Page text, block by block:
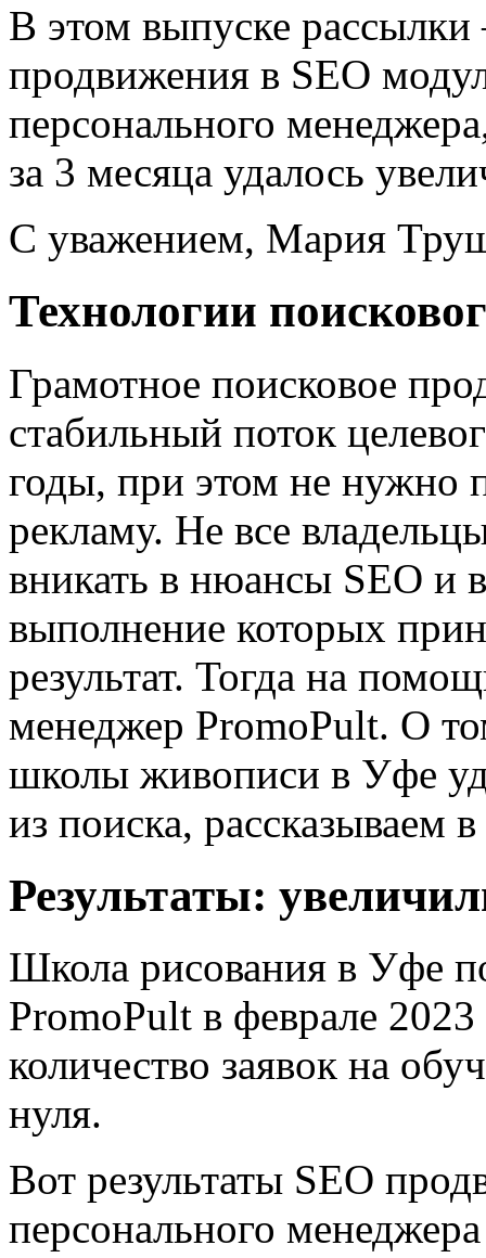
В этом выпуске рассылки
продвижения в SEO
персонального
за 3 месяца удалось
С уважением, Мария
Технологии
Грамотное поисковое
стабильный поток
годы, при этом не нужно
рекламу. Не все
вникать в нюансы SEO и
выполнение которых
результат. Тогда на
менеджер PromoPult. О
школы живописи в Уфе
из поиска, рассказываем в
Результаты:
Школа рисования в Уфе
PromoPult в феврале
количество заявок на
нуля.
Вот результаты SEO
персонального